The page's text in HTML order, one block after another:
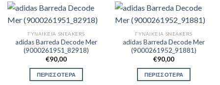
ΓΥΝΑΙΚΕΊΑ SNEAKERS
adidas Barreda Decode Mer
(9000261951_82918)
€90,00
ΠΕΡΙΣΣΟΤΕΡΑ
ΓΥΝΑΙΚΕΊΑ SNEAKERS
adidas Barreda Decode Mer
(9000261952_91881)
€90,00
ΠΕΡΙΣΣΟΤΕΡΑ